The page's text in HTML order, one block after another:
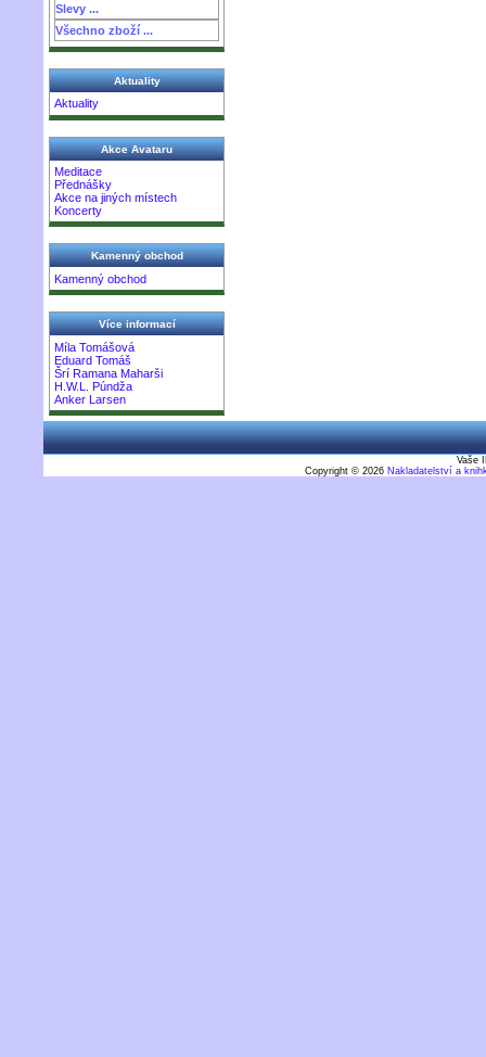
Slevy ...
Všechno zboží ...
Aktuality
Aktuality
Akce Avataru
Meditace
Přednášky
Akce na jiných místech
Koncerty
Kamenný obchod
Kamenný obchod
Více informací
Míla Tomášová
Eduard Tomáš
Šrí Ramana Maharši
H.W.L. Púndža
Anker Larsen
Vaše
Copyright © 2026 Nakladatelství a